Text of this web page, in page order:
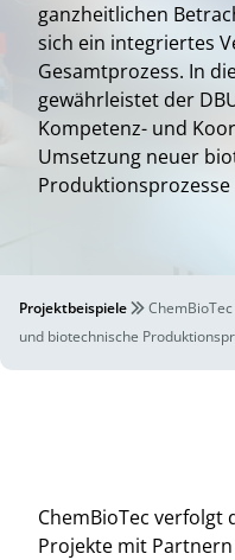
ganzheitlichen
sich ein integriertes
Gesamtprozess. In
gewährleistet der
Kompetenz- und
Umsetzung neuer
Projektbeispiele
und biotechnische
ChemBioTec verfolgt
Projekte mit